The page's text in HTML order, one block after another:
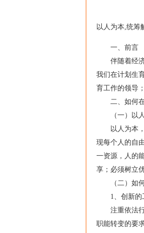
以人为本,统筹
一、前言
伴随着经济
我们在计划生
育工作的领导
二、如何在
（一）以人
以人为本，
现每个人的自
一资源，人的
享；必须树立
（二）如何
1、创新的
注重依法行
职能转变的要